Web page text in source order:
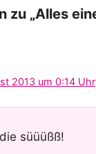
zu „Alles
2013 um 0:14 Uhr
süüüßß!